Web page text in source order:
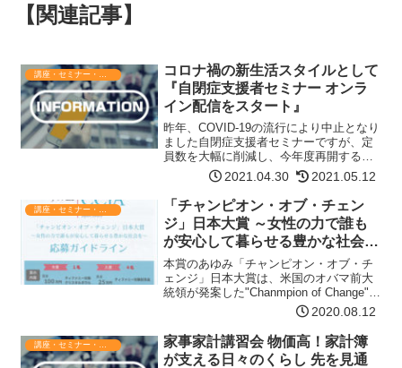
【関連記事】
コロナ禍の新生活スタイルとして
『自閉症支援者セミナー オンラ
イン配信をスタート』
昨年、COVID-19の流行により中止となり
ました自閉症支援者セミナーですが、定
員数を大幅に削減し、今年度再開する運
びとなりました。しかしながら、未だに
収束に至らないこともあり、セミナーを
収録しオンライン配信も行うことにいた
しました。1週間…【詳細はコチラ】
2021.04.30 2021.05.12
「チャンピオン・オブ・チェン
ジ」日本大賞 ～女性の力で誰も
が安心して暮らせる豊かな社会を
～
本賞のあゆみ「チャンピオン・オブ・チ
ェンジ」日本大賞は、米国のオバマ前大
統領が発案した"Chanmpion of Change"賞
を2013年に受賞したボストン在住の日本
女性、厚子・東光・フィッシュさんの思
いから生まれたもので、米国の地域の…
【詳細はコチラ】
2020.08.12
講座・セミナー・表彰
家事家計講習会 物価高！家計簿
が支える日々のくらし 先を見通